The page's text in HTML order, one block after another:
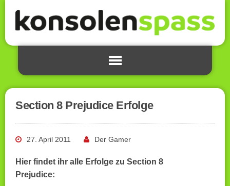
Section 8 Prejudice Erfolge
27. April 2011 Der Gamer
Hier findet ihr alle Erfolge zu Section 8
Prejudice: